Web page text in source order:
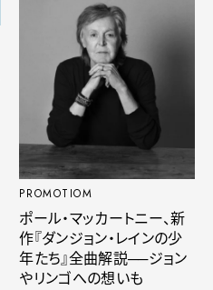
PROMOTIOM
ポール・マッカートニー、新
作『ダンジョン・レインの少
年たち』全曲解説──ジョン
やリンゴへの想いも